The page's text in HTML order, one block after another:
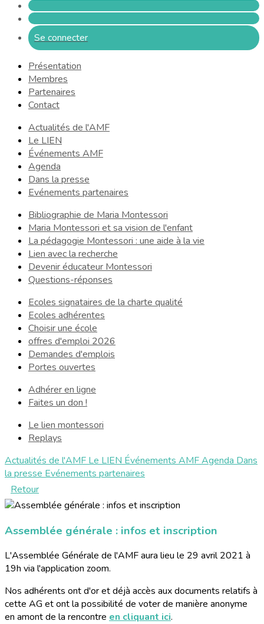
Se connecter
Présentation
Membres
Partenaires
Contact
Actualités de l'AMF
Le LIEN
Événements AMF
Agenda
Dans la presse
Evénements partenaires
Bibliographie de Maria Montessori
Maria Montessori et sa vision de l'enfant
La pédagogie Montessori : une aide à la vie
Lien avec la recherche
Devenir éducateur Montessori
Questions-réponses
Ecoles signataires de la charte qualité
Ecoles adhérentes
Choisir une école
offres d'emploi 2026
Demandes d'emplois
Portes ouvertes
Adhérer en ligne
Faites un don !
Le lien montessori
Replays
Actualités de l'AMF Le LIEN Événements AMFAgenda Dans
la presse Evénements partenaires
Retour
Assemblée générale : infos et inscription
L'Assemblée Générale de l'AMF aura lieu le 29 avril 2021 à
19h via l'application zoom.
Nos adhérents ont d'or et déjà accès aux documents relatifs à
cette AG et ont la possibilité de voter de manière anonyme
en amont de la rencontre en cliquant ici.